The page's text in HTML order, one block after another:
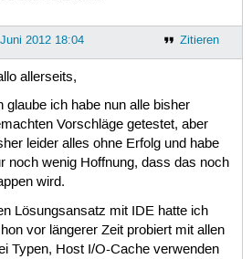
Zitieren
2012 18:04
allerseits,
glaube ich habe nun alle bisher
Vorschläge getestet, aber
leider alles ohne Erfolg und habe
noch wenig Hoffnung, dass das noch
wird.
Lösungsansatz mit IDE hatte ich
vor längerer Zeit probiert mit allen
Typen, Host I/O-Cache verwenden